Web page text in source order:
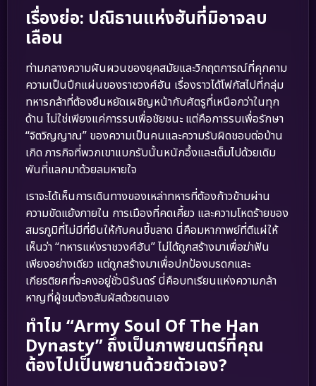
เรื่องย่อ: ปณิธานแห่งฮันที่มิอาจลบ
เลือน
ท่ามกลางความผันผวนของยุคสมัยและวิกฤตการณ์ที่คุกคาม
ความเป็นปึกแผ่นของราชวงศ์ฮัน เรื่องราวได้โฟกัสไปที่กลุ่ม
ทหารกล้าที่ต้องยืนหยัดเผชิญหน้ากับศัตรูที่เหนือกว่าในทุก
ด้าน ไม่ใช่เพียงแค่การรบเพื่อชัยชนะ แต่คือการรบเพื่อรักษา
“จิตวิญญาณ” ของความเป็นคนและความรับผิดชอบต่อบ้าน
เกิด ภารกิจที่พวกเขาแบกรับนั้นหนักอึ้งและเต็มไปด้วยเดิม
พันที่แลกมาด้วยลมหายใจ
เราจะได้เห็นการเดินทางของเหล่าทหารที่ต้องก้าวข้ามผ่าน
ความขัดแย้งภายใน การเมืองที่คดเคี้ยว และความโหดร้ายของ
สมรภูมิที่ไม่มีที่ยืนให้กับคนขี้ขลาด นี่คือมหากาพย์ที่ตีแผ่ให้
เห็นว่า “ทหารแห่งราชวงศ์ฮัน” ไม่ได้ถูกสร้างมาเพื่อฆ่าฟัน
เพียงอย่างเดียว แต่ถูกสร้างมาเพื่อปกป้องมรดกและ
เกียรติยศที่จะคงอยู่ชั่วนิรันดร์ นี่คือบทเรียนแห่งความกล้า
หาญที่ผู้ชมต้องสัมผัสด้วยตนเอง
ทำไม “Army Soul Of The Han
Dynasty” ถึงเป็นภาพยนตร์ที่คุณ
ต้องไปเป็นพยานด้วยตัวเอง?